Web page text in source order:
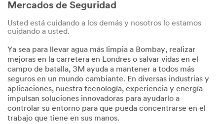
Mercados de Seguridad
Usted está cuidando a los demás y nosotros lo estamos
cuidando a usted.
Ya sea para llevar agua más limpia a Bombay, realizar
mejoras en la carretera en Londres o salvar vidas en el
campo de batalla, 3M ayuda a mantener a todos más
seguros en un mundo cambiante. En diversas industrias y
aplicaciones, nuestra tecnología, experiencia y energía
impulsan soluciones innovadoras para ayudarlo a
controlar su entorno para que pueda concentrarse en el
trabajo que tiene en sus manos.